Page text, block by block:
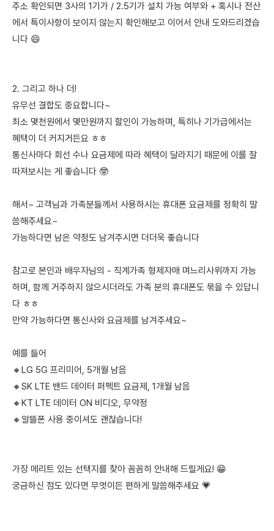
주소 확인되면 3사의 1기가 / 2.5기가 설치 가능 여부와 + 혹시나 전산
에서 특이사항이 보이지 않는지 확인해보고 이어서 안내 도와드리겠습
니다 😄
2. 그리고 하나 더!
유무선 결합도 중요합니다~
최소 몇천원에서 몇만원까지 할인이 가능하며, 특히나 기가급에서는
혜택이 더 커지거든요 ㅎㅎ
통신사마다 회선 수나 요금제에 따라 혜택이 달라지기 때문에 이를 잘
따져보시는 게 좋습니다 🤓
해서~ 고객님과 가족분들께서 사용하시는 휴대폰 요금제를 정확히 말
씀해주세요~
가능하다면 남은 약정도 남겨주시면 더더욱 좋습니다
참고로 본인과 배우자님의 - 직계가족 형제자매 며느리사위까지 가능
하며, 함께 거주하지 않으시더라도 가족 분의 휴대폰도 묶을 수 있답니
다 ㅎㅎ
만약 가능하다면 통신사와 요금제를 남겨주세요~
예를 들어
🔸LG 5G 프리미어, 5개월 남음
🔸SK LTE 밴드 데이터 퍼펙트 요금제, 1개월 남음
🔸KT LTE 데이터 ON 비디오, 무약정
🔸알뜰폰 사용 중이셔도 괜찮습니다!
가장 메리트 있는 선택지를 찾아 꼼꼼히 안내해 드릴게요! 😁
궁금하신 점도 있다면 무엇이든 편하게 말씀해주세요 💗